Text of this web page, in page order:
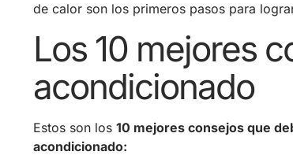
de calor son los primeros pasos para
Los 10 mejores
acondicionado
Estos son los 10 mejores consejos que
acondicionado: